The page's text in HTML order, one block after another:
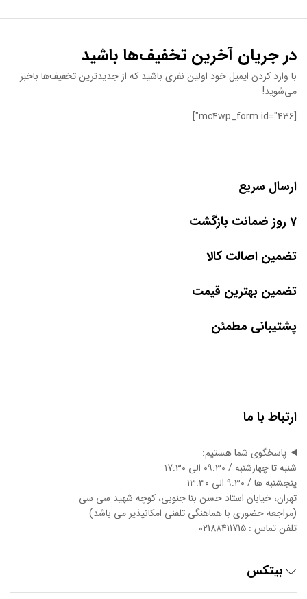
در جریان آخرین تخفیف‌ها باشید
با وارد کردن ایمیل خود اولین نفری باشید که از جدیدترین تخفیف‌ها باخبر
می‌شوید!
[mc4wp_form id="436"]
ارسال سریع
7 روز ضمانت بازگشت
تضمین اصالت کالا
تضمین بهترین قیمت
پشتیبانی مطمئن
ارتباط با ما
پاسخگوی شما هستیم:
شنبه تا چهارشنبه / ۰۹:۳۰ الی ۱7:3۰
پنجشنبه ها / ۹:۳۰ الی ۱3:3۰
تهران، خیابان استاد حسن بنا جنوبی، کوچه شهید سی سی
(مراجعه حضوری با هماهنگی تلفنی امکانپذیر می باشد)
تلفن تماس : 02188411715
بیتکس